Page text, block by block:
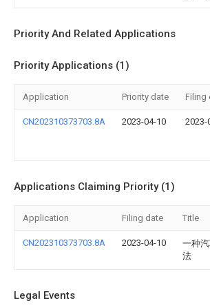
Priority And Related Applications
Priority Applications (1)
Application Priority date Filing
CN202310373703.8A 2023-04-10 2023-
Applications Claiming Priority (1)
Application Filing date Title
CN202310373703.8A 2023-04-10
一种
法
Legal Events